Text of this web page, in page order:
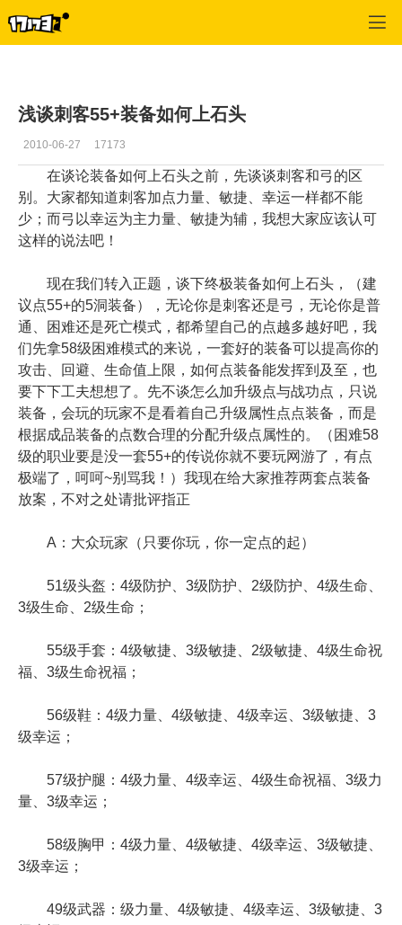
浅谈刺客55+装备如何上石头
2010-06-27 17173
在谈论装备如何上石头之前，先谈谈刺客和弓的区
别。大家都知道刺客加点力量、敏捷、幸运一样都不能
少；而弓以幸运为主力量、敏捷为辅，我想大家应该认可
这样的说法吧！
现在我们转入正题，谈下终极装备如何上石头，（建
议点55+的5洞装备），无论你是刺客还是弓，无论你是普
通、困难还是死亡模式，都希望自己的点越多越好吧，我
们先拿58级困难模式的来说，一套好的装备可以提高你的
攻击、回避、生命值上限，如何点装备能发挥到及至，也
要下下工夫想想了。先不谈怎么加升级点与战功点，只说
装备，会玩的玩家不是看着自己升级属性点点装备，而是
根据成品装备的点数合理的分配升级点属性的。（困难58
级的职业要是没一套55+的传说你就不要玩网游了，有点
极端了，呵呵~别骂我！）我现在给大家推荐两套点装备
放案，不对之处请批评指正
A：大众玩家（只要你玩，你一定点的起）
51级头盔：4级防护、3级防护、2级防护、4级生命、
3级生命、2级生命；
55级手套：4级敏捷、3级敏捷、2级敏捷、4级生命祝
福、3级生命祝福；
56级鞋：4级力量、4级敏捷、4级幸运、3级敏捷、3
级幸运；
57级护腿：4级力量、4级幸运、4级生命祝福、3级力
量、3级幸运；
58级胸甲：4级力量、4级敏捷、4级幸运、3级敏捷、
3级幸运；
49级武器：级力量、4级敏捷、4级幸运、3级敏捷、3